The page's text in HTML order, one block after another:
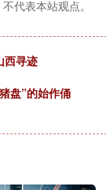
代表本站观点。
西寻迹
盘”的始作俑